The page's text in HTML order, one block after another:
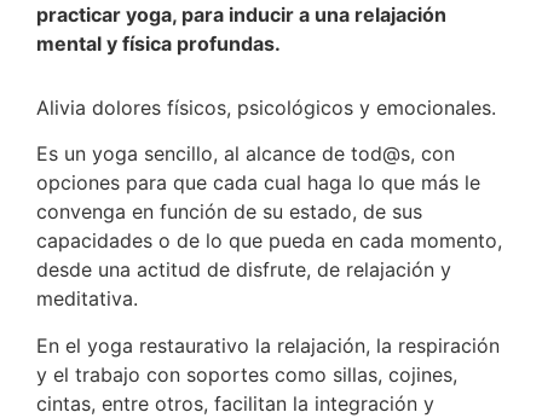
practicar yoga, para inducir a una relajación
mental y física profundas.
Alivia dolores físicos, psicológicos y emocionales.
Es un yoga sencillo, al alcance de tod@s, con
opciones para que cada cual haga lo que más le
convenga en función de su estado, de sus
capacidades o de lo que pueda en cada momento,
desde una actitud de disfrute, de relajación y
meditativa.
En el yoga restaurativo la relajación, la respiración
y el trabajo con soportes como sillas, cojines,
cintas, entre otros, facilitan la integración y